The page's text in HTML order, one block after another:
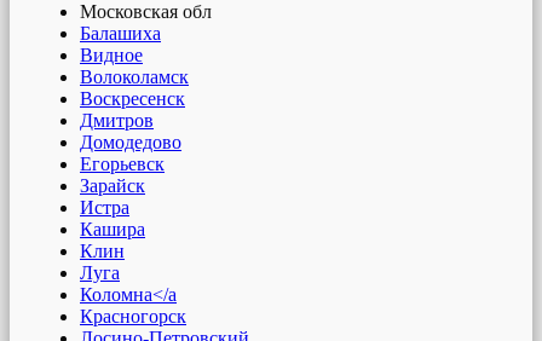
Московская обл
Балашиха
Видное
Волоколамск
Воскресенск
Дмитров
Домодедово
Егорьевск
Зарайск
Истра
Кашира
Клин
Луга
Коломна</a
Красногорск